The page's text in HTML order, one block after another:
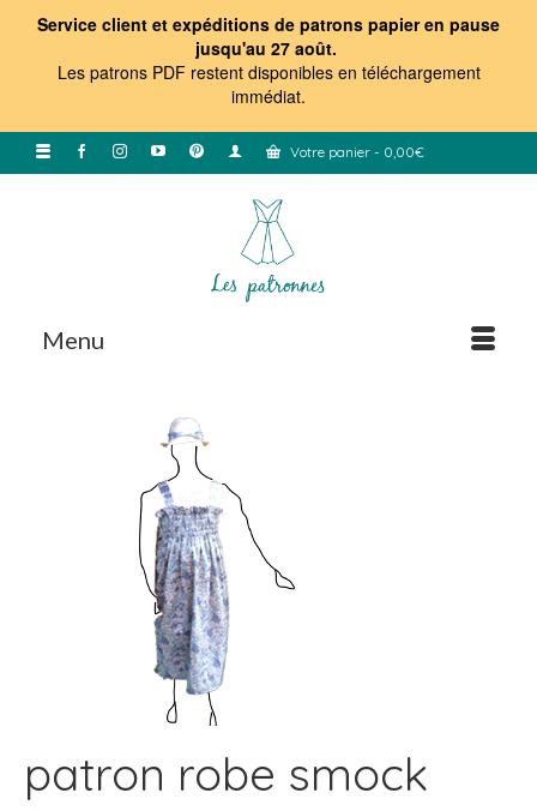
Service client et expéditions de patrons papier en pause
jusqu'au 27 août.
Les patrons PDF restent disponibles en téléchargement
immédiat.
Votre panier - 0,00€
Menu
patron robe smock